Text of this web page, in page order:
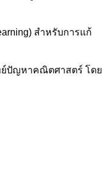
สำหรับการแก้
ย์ปัญหาคณิตศาสตร์ โดย